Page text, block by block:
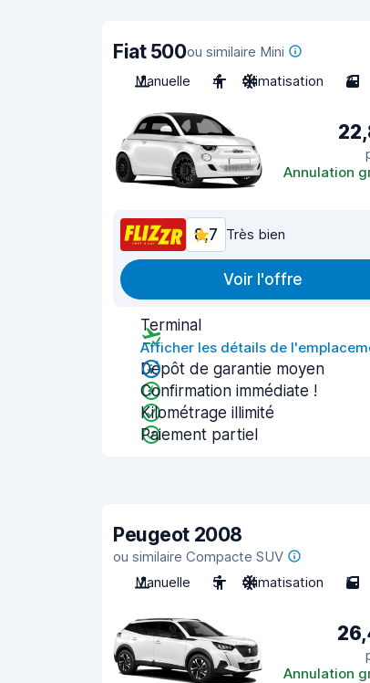
Fiat 500ou similaire Mini
Manuelle
4 Climatisation 3
Annulation
8,7 Très bien
Voir l'offre
Terminal
Afficher les détails de
Dépôt de garantie moyen
Confirmation immédiate !
Kilométrage illimité
Paiement partiel
Peugeot 2008
ou similaire Compacte SUV
Manuelle
5 Climatisation 5
Annulation